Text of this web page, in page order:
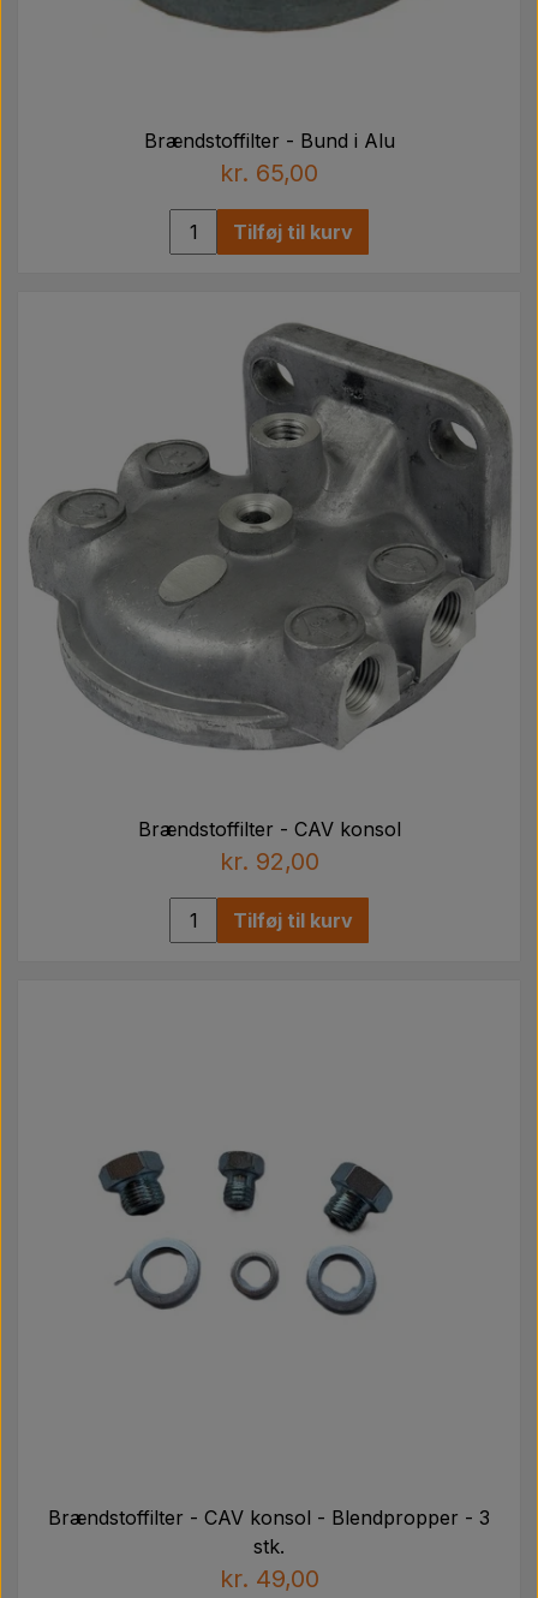
Brændstoffilter - Bund i Alu
kr. 65,00
Tilføj til kurv
Brændstoffilter - CAV konsol
kr. 92,00
Tilføj til kurv
Brændstoffilter - CAV konsol - Blendpropper - 3
stk.
kr. 49,00